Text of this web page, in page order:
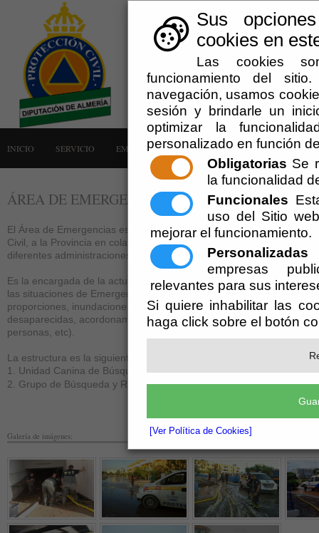
Sus
cookies en
Las cookies
funcionamiento del
navegación, usamos
sesión y brindarle un
optimizar la
personalizado en función
Obligatorias Se
la funcionalidad
Funcionales
uso del Sitio
mejorar el funcionamiento.
Personalizadas
empresas
relevantes para sus
Si quiere inhabilitar las
haga click sobre el botón
[Ver Política de Cookies]
INICIO SERVICIO EMERGENCIAS LA AGRUPACIÓN AVISOS
ÁREA DE EMERGENCIAS
El Área de Emergencias es un servicio que presta la Diputación de
Civil, a la Provincia en colaboración con las unidades de
diferentes administraciones públicas.
Es la encargada de la actuación de la Agrupación de Voluntarios en
las situaciones de Emergencias (incendio forestal de grandes
proporciones, inundaciones, nevadas, búsqueda de personas
desaparecidas, acordonamiento de zonas afectadas, albergue de
personas, etc).
La estructura es la siguiente:
1. Unidad Canina de Búsqueda y Rescate (UCAByR).
2. Grupo de Búsqueda y Rescate (ByR).
Galería de imágenes: